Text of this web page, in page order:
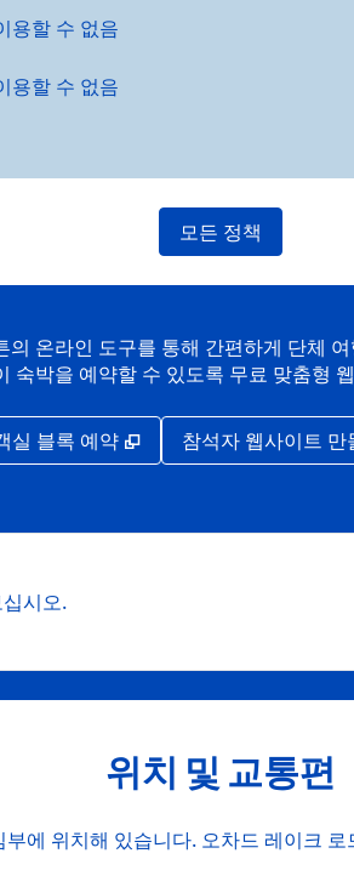
용할 수 없음
용할 수 없음
모든 정책
의 온라인 도구를 통해 간편하게 단체
숙박을 예약할 수 있도록 무료 맞춤형
실 블록 예약 , 새 탭 열림
참석자 웹사이트 만
시오.
위치 및 교통편
에 위치해 있습니다. 오차드 레이크